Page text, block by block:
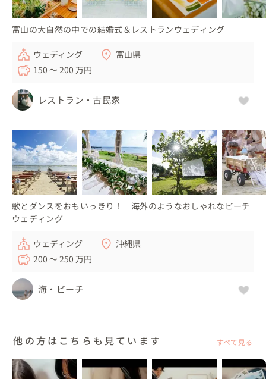
富山の大自然の中での結婚式＆レストランウェディング
ウェディング
富山県
150 〜 200 万円
レストラン・古民家
歌とダンスをおもいっきり！ 海外のようなおしゃれなビーチ
ウェディング
ウェディング
沖縄県
200 〜 250 万円
海・ビーチ
他の方はこちらも見ています すべて見る